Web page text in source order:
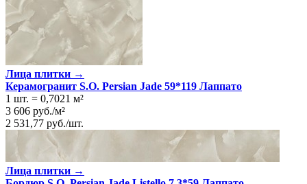
Лица плитки →
Керамогранит S.O. Persian Jade 59*119 Лаппато
1 шт. = 0,7021 м²
3 606 руб./м²
2 531,77 руб./шт.
Лица плитки →